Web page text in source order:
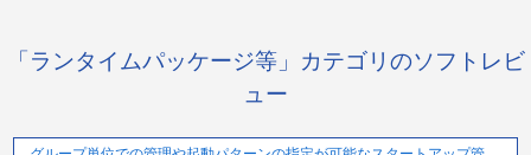
「ランタイムパッケージ等」カテゴリのソフトレビ
ュー